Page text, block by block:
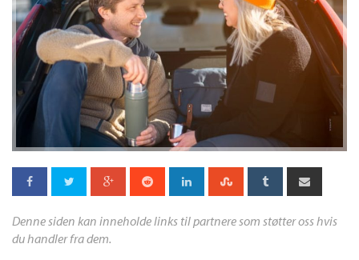
Denne siden kan inneholde links til partnere som støtter oss hvis
du handler fra dem.